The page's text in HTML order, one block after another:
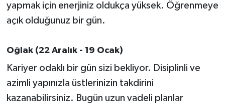
yapmak için enerjiniz oldukça yüksek. Öğrenmeye
açık olduğunuz bir gün.
Oğlak (22 Aralık - 19 Ocak)
Kariyer odaklı bir gün sizi bekliyor. Disiplinli ve
azimli yapınızla üstlerinizin takdirini
kazanabilirsiniz. Bugün uzun vadeli planlar